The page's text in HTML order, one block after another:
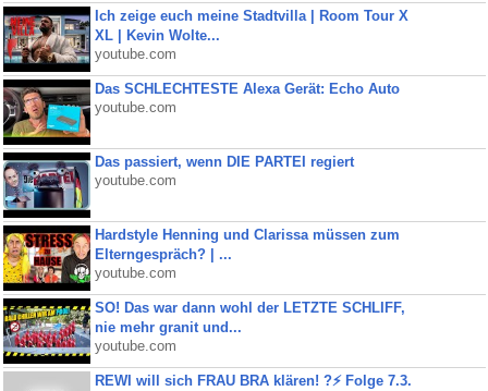
Ich zeige euch meine Stadtvilla | Room Tour X
XL | Kevin Wolte...
youtube.com
Das SCHLECHTESTE Alexa Gerät: Echo Auto
youtube.com
Das passiert, wenn DIE PARTEI regiert
youtube.com
Hardstyle Henning und Clarissa müssen zum
Elterngespräch? | ...
youtube.com
SO! Das war dann wohl der LETZTE SCHLIFF,
nie mehr granit und...
youtube.com
REWI will sich FRAU BRA klären! ?⚡️ Folge 7.3.